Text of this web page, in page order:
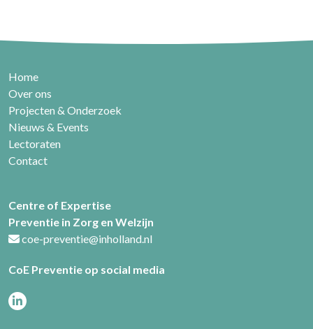
Home
Over ons
Projecten & Onderzoek
Nieuws & Events
Lectoraten
Contact
Centre of Expertise
Preventie in Zorg en Welzijn
coe-preventie@inholland.nl
CoE Preventie op social media